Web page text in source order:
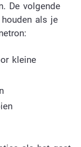
De volgende
als je
kleine